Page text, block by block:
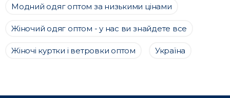
Модний одяг оптом за низькими цінами
Жіночий одяг оптом - у нас ви знайдете все
Жіночі куртки і ветровки оптом Україна